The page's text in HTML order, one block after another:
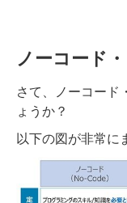
ノーコード
さて、ノーコード
ょうか？
以下の図が非常に